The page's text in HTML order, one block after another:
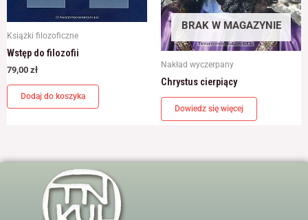
Książki filozoficzne
Wstęp do filozofii
79,00 zł
Dodaj do koszyka
BRAK W MAGAZYNIE
Nakład wyczerpany
Chrystus cierpiący
Dowiedz się więcej